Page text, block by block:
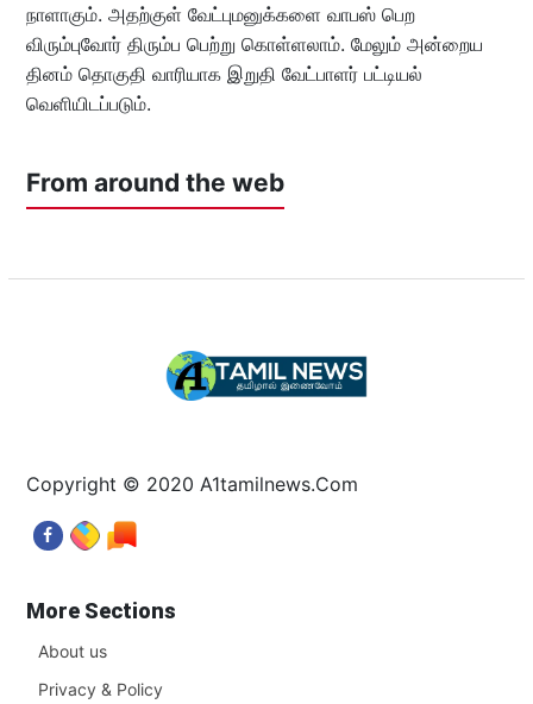
நாளாகும். அதற்குள் வேட்புமனுக்களை வாபஸ் பெற
விரும்புவோர் திரும்ப பெற்று கொள்ளலாம். மேலும் அன்றைய
தினம் தொகுதி வாரியாக இறுதி வேட்பாளர் பட்டியல்
வெளியிடப்படும்.
From around the web
Copyright © 2020 A1tamilnews.Com
More Sections
About us
Privacy & Policy